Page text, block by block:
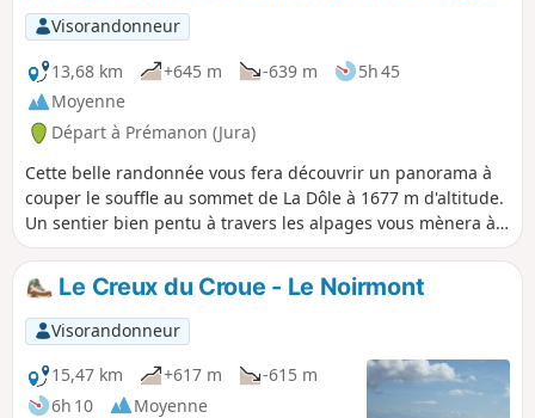
Visorandonneur
13,68 km
+645 m -639 m
5h 45
Moyenne
Départ à Prémanon (Jura)
Cette belle randonnée vous fera découvrir un panorama à
couper le souffle au sommet de La Dôle à 1677 m d'altitude.
Un sentier bien pentu à travers les alpages vous mènera à
cette cime reconnaissable entre toutes avec son dôme
abritant les radars de l'aéroport de Genève. La descente
vous permettra sans doute d'observer des hardes de
chamois s'ébattant dans les pierriers sous l'arête sommitale.
La suite du parcours vous fera parcourir chemins blancs,
routes et sentiers enherbés sur un relief beaucoup moins
accidenté mais offrant souvent de magnifiques vues.
Le Creux du Croue - Le Noirmont
Visorandonneur
15,47 km
+617 m
-615 m
6h 10
Moyenne